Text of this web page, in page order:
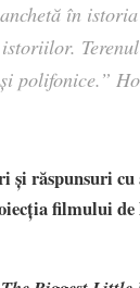
în
polifonice.”
și răspunsuri
filmului